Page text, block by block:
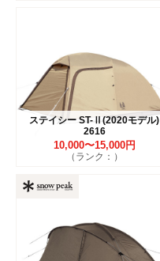
ステイシー ST-Ⅱ(2020モデル)
2616
10,000〜15,000円
（ランク：）